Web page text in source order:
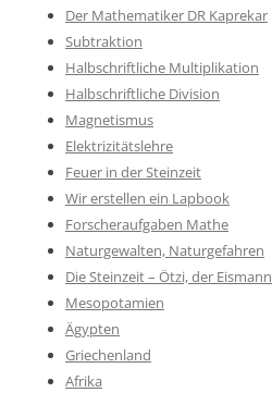
Der Mathematiker DR Kaprekar
Subtraktion
Halbschriftliche Multiplikation
Halbschriftliche Division
Magnetismus
Elektrizitätslehre
Feuer in der Steinzeit
Wir erstellen ein Lapbook
Forscheraufgaben Mathe
Naturgewalten, Naturgefahren
Die Steinzeit – Ötzi, der Eismann
Mesopotamien
Ägypten
Griechenland
Afrika